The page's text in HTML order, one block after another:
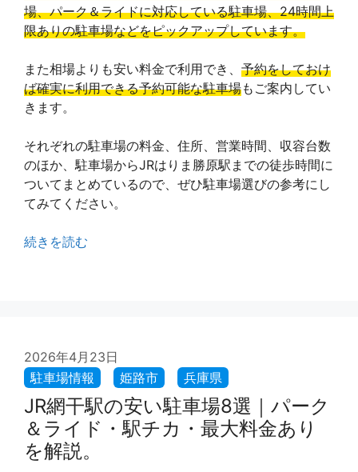
場、パーク＆ライドに対応している駐車場、24時間上
限ありの駐車場などをピックアップしています。
また相場よりも安い料金で利用でき、 予約をしておけ
ば確実に利用できる予約可能な駐車場もご案内してい
きます。
それぞれの駐車場の料金、住所、営業時間、収容台数
のほか、駐車場からJRはりま勝原駅までの徒歩時間に
ついてまとめているので、ぜひ駐車場選びの参考にし
てみてください。
続きを読む
2026年4月23日
JR網干駅の安い駐車場8選｜パーク
＆ライド・駅チカ・最大料金あり
を解説。